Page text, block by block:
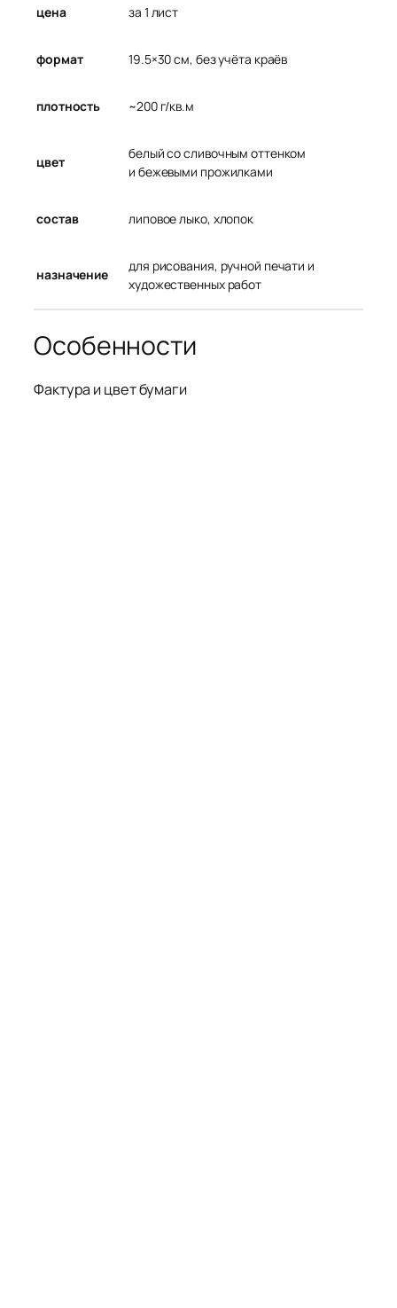
цена за 1 лист
формат 19.5×30 см, без учёта краёв
плотность ~200 г/кв.м
цвет
белый со сливочным оттенком
и бежевыми прожилками
состав липовое лыко, хлопок
назначение
для рисования, ручной печати и
художественных работ
Особенности
Фактура и цвет бумаги